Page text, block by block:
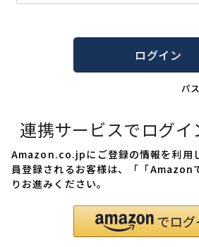
ログイン
パ
連携サービスでログ
Amazon.co.jpにご登録の情報を利用
員登録されるお客様は、「「Amazon
りお進みください。